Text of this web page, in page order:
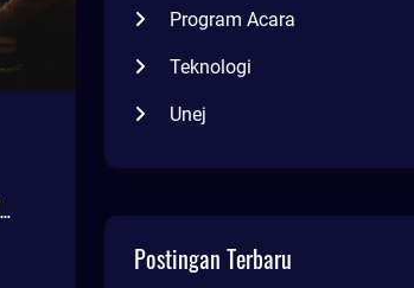
Program Acara
Teknologi
Unej
Postingan Terbaru